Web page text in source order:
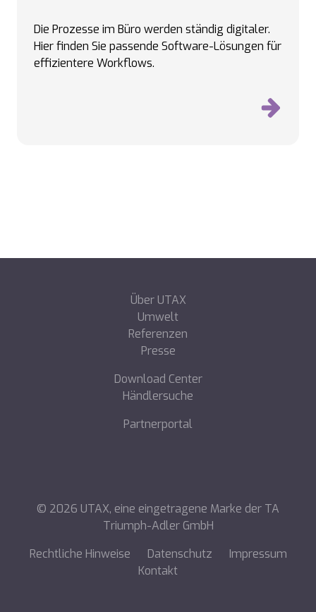
Die Prozesse im Büro werden ständig digitaler.
Hier finden Sie passende Software-Lösungen für
effizientere Workflows.
Über UTAX
Umwelt
Referenzen
Presse
Download Center
Händlersuche
Partnerportal
© 2026 UTAX, eine eingetragene Marke der TA
Triumph-Adler GmbH
Rechtliche Hinweise
Datenschutz
Impressum
Kontakt